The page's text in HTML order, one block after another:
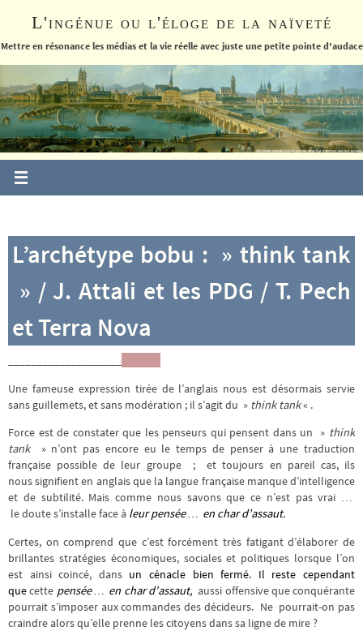
le
L'ingénue ou l'éloge de la naïveté
Mettre en résonance les médias et la vie réelle avec juste une petite pointe d'audace
L’archétype bobu : » think tank
» / J. Attali et les PDG / T. Pech
et Terra Nova
Une fameuse expression tirée de l’anglais nous est désormais servie
sans guillemets, et sans modération ; il s’agit du » think tank« .
Force est de constater que les penseurs qui pensent dans un » think
tank» n’ont pas encore eu le temps de penser à une traduction
française possible de leur groupe ; et toujours en pareil cas, ils
nous signifient en anglais que la langue française manque d’intelligence
et de subtilité. Mais comme nous savons que ce n’est pas vrai …
le doute s’installe face à leur pensée … en char d’assaut.
Certes, on comprend que c’est forcément très fatigant d’élaborer de
brillantes stratégies économiques, sociales et politiques lorsque l’on
est ainsi coincé, dans un cénacle bien fermé. Il reste cependant
quecette pensée … en char d’assaut, aussi offensive que conquérante
pourrait s’imposer aux commandes des décideurs. Ne pourrait-on pas
craindre alors qu’elle prenne les citoyens dans sa ligne de mire ?